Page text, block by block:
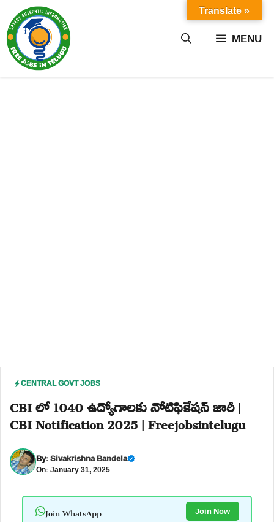
content MENU
CENTRAL GOVT JOBS
CBI లో 1040 ఉద్యోగాలకు నోటిఫికేషన్ జారీ |
CBI Notification 2025 | Freejobsintelugu
By:Sivakrishna Bandela
On: January 31, 2025
Join WhatsApp Join Now
Translate »